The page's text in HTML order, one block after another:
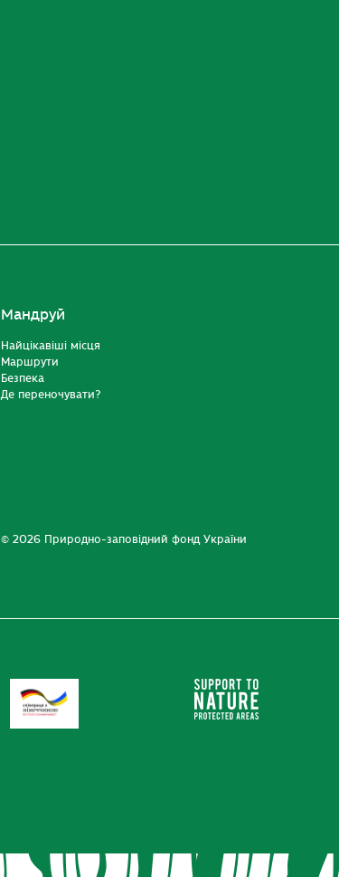
Мандруй
Найцікавіші місця
Маршрути
Безпека
Де переночувати?
© 2026 Природно-заповідний фонд України